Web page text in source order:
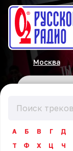
Москва
А Б В Г Д
Т
Ф Х Ц Ч